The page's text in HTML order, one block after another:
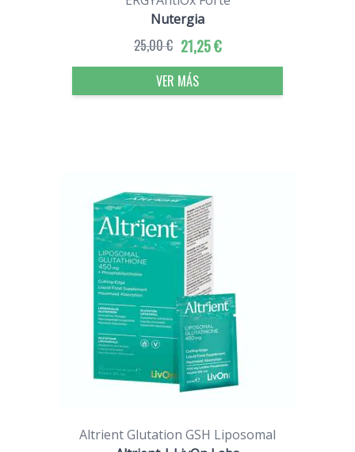
Nutergia
21,25 €
25,00 €
VER MÁS
Altrient Glutation GSH Liposomal